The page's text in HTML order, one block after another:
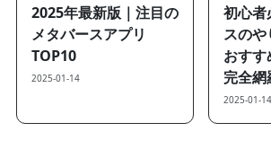
2025年最新版｜注目の
メタバースアプリ
TOP10
2025-01-14
初心者
スのや
おす
完全網
2025-01-14